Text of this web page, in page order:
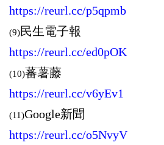
https://reurl.cc/p5qpmb
(9)民生電子報
https://reurl.cc/ed0pOK
(10)蕃薯藤
https://reurl.cc/v6yEv1
(11)Google新聞
https://reurl.cc/o5NvyV